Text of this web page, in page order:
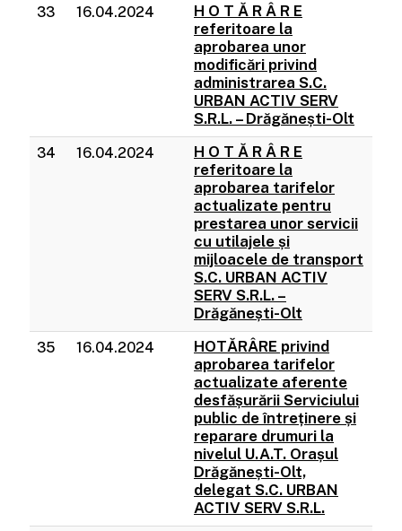
33 16.04.2024
H O T Ă R Â R E
referitoare la
aprobarea unor
modificări privind
administrarea S.C.
URBAN ACTIV SERV
S.R.L. – Drăgănești-Olt
34 16.04.2024
H O T Ă R Â R E
referitoare la
aprobarea tarifelor
actualizate pentru
prestarea unor servicii
cu utilajele și
mijloacele de transport
S.C. URBAN ACTIV
SERV S.R.L. –
Drăgănești-Olt
35 16.04.2024
HOTĂRÂRE privind
aprobarea tarifelor
actualizate aferente
desfășurării Serviciului
public de întreținere și
reparare drumuri la
nivelul U.A.T. Orașul
Drăgănești-Olt,
delegat S.C. URBAN
ACTIV SERV S.R.L.